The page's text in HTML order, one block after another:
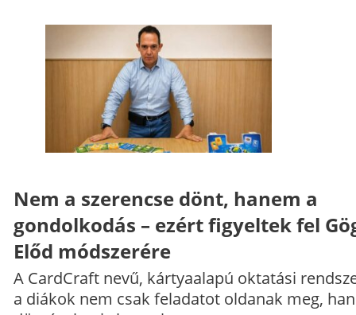
Nem a szerencse dönt, hanem a
gondolkodás – ezért figyeltek fel
Előd módszerére
A CardCraft nevű, kártyaalapú oktatási
a diákok nem csak feladatot oldanak meg,